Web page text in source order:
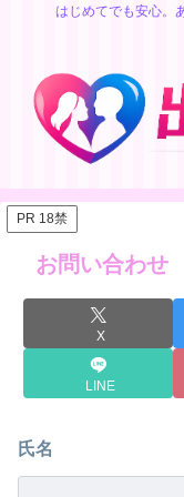
はじめてでも安心。
PR 18禁
お問い合わせ
X
LINE
氏名